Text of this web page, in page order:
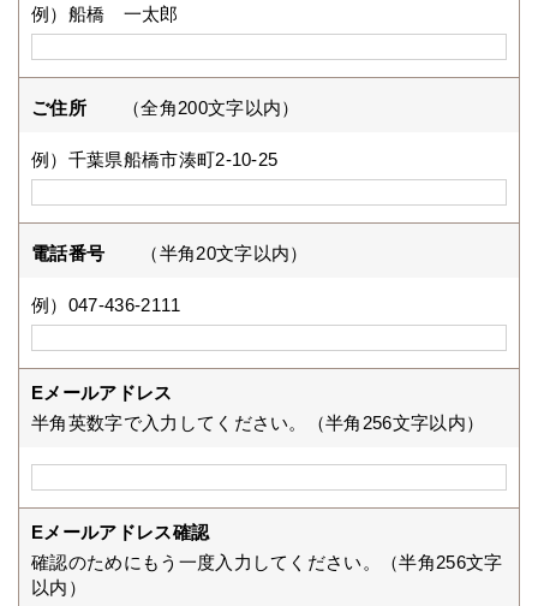
例）船橋 一太郎
ご住所 （全角200文字以内）
例）千葉県船橋市湊町2-10-25
電話番号 （半角20文字以内）
例）047-436-2111
Eメールアドレス
半角英数字で入力してください。（半角256文字以内）
Eメールアドレス確認
確認のためにもう一度入力してください。（半角256文字
以内）